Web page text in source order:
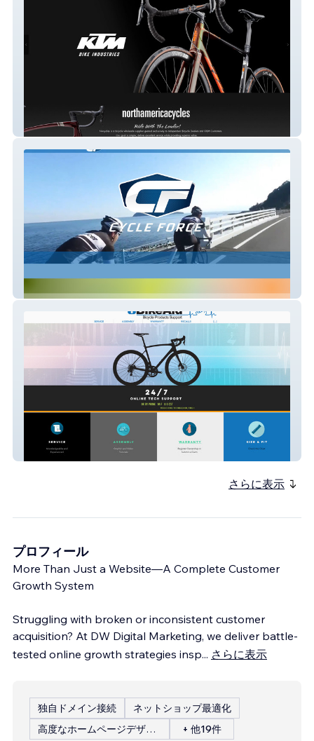
NA Cycles B2B
Cycle Force Corporate Site
Bike Aid Online
さらに表示
プロフィール
More Than Just a Website—A Complete Customer
Growth System
Struggling with broken or inconsistent customer
acquisition? At DW Digital Marketing, we deliver battle-
tested online growth strategies insp... さらに表示
独自ドメイン接続
ネットショップ最適化
高度なホームページデザイン
+ 他19件